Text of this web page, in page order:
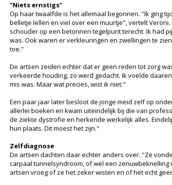
"Niets ernstigs"
Op haar twaalfde is het allemaal begonnen. "Ik ging
belletje lellen en viel over een muurtje", vertelt
schouder op een betonnen tegelpunt terecht. Ik had
was. Ook waren er verkleuringen en zwellingen te
toe."
De artsen zeiden echter dat er geen reden tot zorg
verkeerde houding, zo werd gedacht. Ik voelde
mis was. Maar wat precies, wist ik niet."
Een paar jaar later besloot de jonge meid zelf op
allerlei boeken en kwam uiteindelijk bij die van
de ziekte dystrofie en herkende werkelijk alles.
hun plaats. Dit moest het zijn."
Zelfdiagnose
De artsen dachten daar echter anders over. "Ze
carpaal tunnelsyndroom, of wel een zenuwbeknelling
artsen vroeg of ze het zeker wisten en of het echt